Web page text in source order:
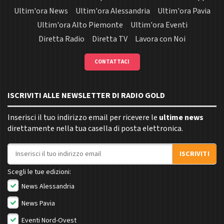
Ultim'ora News
Ultim'ora Alessandria
Ultim'ora Pavia
Ultim'ora Alto Piemonte
Ultim'ora Eventi
Diretta Radio
Diretta TV Lavora con Noi
CONTATTACI
ISCRIVITI ALLE NEWSLETTER DI RADIO GOLD
Inserisci il tuo indirizzo email per ricevere le ultime news
direttamente nella tua casella di posta elettronica.
Indirizzo email
ISCRIVITI
Scegli le tue edizioni:
News Alessandria
News Pavia
Eventi Nord-Ovest